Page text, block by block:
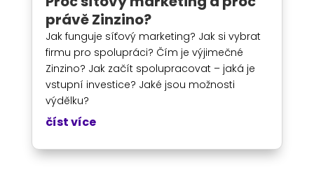
právě Zinzino?
Jak funguje síťový marketing? Jak si vybrat
firmu pro spolupráci? Čím je výjimečné
Zinzino? Jak začít spolupracovat – jaká je
vstupní investice? Jaké jsou možnosti
výdělku?
číst více